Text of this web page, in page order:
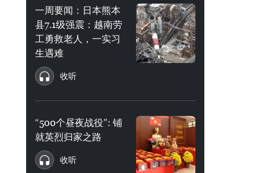
一周要闻：日本熊本
县7.1级强震：越南劳
工勇救老人，一实习
生遇难
收听
“500个昼夜战役”: 铺
就英烈归家之路
收听